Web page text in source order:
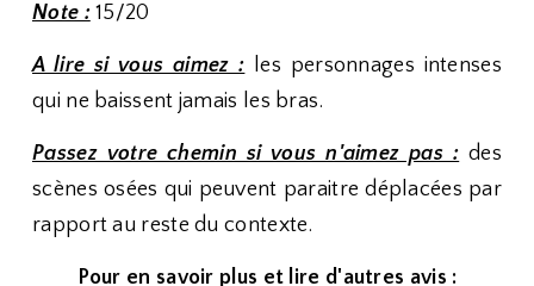
Note :15/20
A lire si vous aimez : les personnages intenses
qui ne baissent jamais les bras.
Passez votre chemin si vous n'aimez pas : des
scènes osées qui peuvent paraitre déplacées par
rapport au reste du contexte.
Pour en savoir plus et lire d'autres avis :